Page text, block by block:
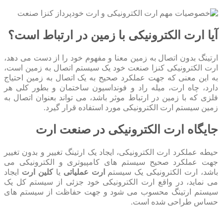
آیا ارت الکترونیکی با زمین در ارتباط است؟
ارتینگ بدون اتصال به زمین معنا و مفهوم خود را از دست می دهد،
ارت الکترونیکی کنزا صنعت خود یک سیستم اتصال به زمین است،
به این معنی که جهت عملکرد صحیح به یک اتصال به زمین احتیاج
دارد، چاه ارت، میله راد و فونداسیون ساختمان و بطور کلی هر
فلزی که با زمین در ارتباط موثر باشد، می تواند بعنوان اتصال به
زمین سیستم ارت الکترونیکی مورد استفاده قرار گیرد.
جایگاه ارت الکترونیکی در صنعت ارت
حیطه عملکرد ارت الکترونیکی، ایجاد یک ارتینگ تغییر و بدون تغییر
جهت عملکرد صحیح سیستم های کامپیوتری و الکترونیکی می
باشد، ارت الکترونیکی یک سیستم
ارت عملیاتی یاکلین ارت ایجاد
می نماید، در واقع ارت الکترونیکی خود جزئی از سیستم کل یک
سیستم ارتینگ محسوب می شود و جهت حفاظت از سیستم های
حساس طراحی شده است.